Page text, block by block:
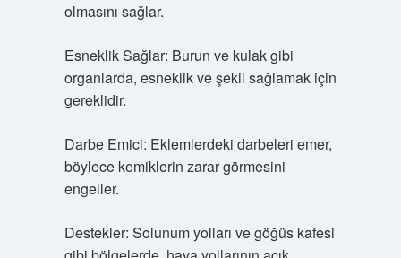
olmasını sağlar.
Esneklik Sağlar: Burun ve kulak gibi
organlarda, esneklik ve şekil sağlamak için
gereklidir.
Darbe Emici: Eklemlerdeki darbeleri emer,
böylece kemiklerin zarar görmesini
engeller.
Destekler: Solunum yolları ve göğüs kafesi